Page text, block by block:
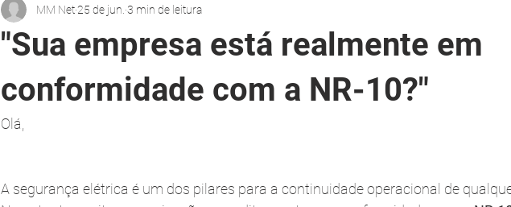
"Sua empresa está realmente em
conformidade com a NR-10?"
MM Net25 de jun. 3 min de leitura
Olá,
A segurança elétrica é um dos pilares para a continuidade operacional de